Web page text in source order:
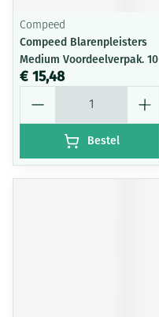
Compeed
Compeed Blarenpleisters
Medium Voordeelverpak. 10
€ 15,48
Bestel